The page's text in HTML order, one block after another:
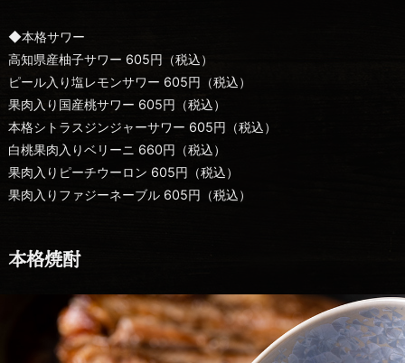
◆本格サワー
高知県産柚子サワー 605円（税込）
ピール入り塩レモンサワー 605円（税込）
果肉入り国産桃サワー 605円（税込）
本格シトラスジンジャーサワー 605円（税込）
白桃果肉入りベリーニ 660円（税込）
果肉入りピーチウーロン 605円（税込）
果肉入りファジーネーブル 605円（税込）
本格焼酎